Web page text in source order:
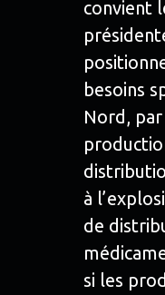
convient
besoins
Nord,
à
de
si les